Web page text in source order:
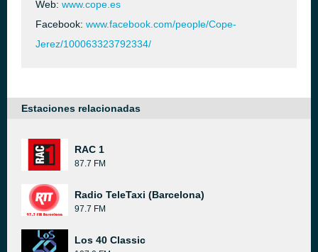
Web: www.cope.es
Facebook: www.facebook.com/people/Cope-
Jerez/100063323792334/
Estaciones relacionadas
RAC 1
87.7 FM
Radio TeleTaxi (Barcelona)
97.7 FM
Los 40 Classic